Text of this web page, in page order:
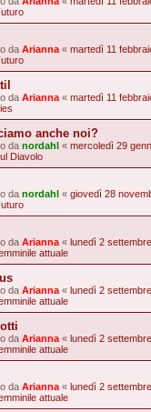
da Arianna « martedì 11
da Arianna « martedì 11
anche noi?
da nordahl « mercoledì 29
Diavolo
da nordahl « giovedì 28
da Arianna « lunedì 2
attuale
da Arianna « lunedì 2
attuale
da Arianna « lunedì 2
attuale
da Arianna « lunedì 2
attuale